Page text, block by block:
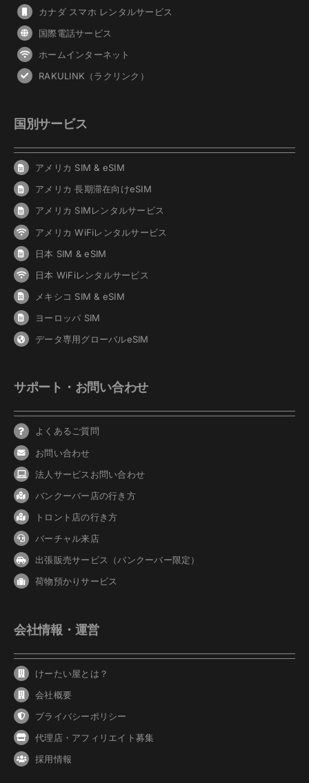
カナダ スマホ レンタルサービス
国際電話サービス
ホームインターネット
RAKULINK（ラクリンク）
国別サービス
アメリカ SIM & eSIM
アメリカ 長期滞在向けeSIM
アメリカ SIMレンタルサービス
アメリカ WiFiレンタルサービス
日本 SIM & eSIM
日本 WiFiレンタルサービス
メキシコ SIM & eSIM
ヨーロッパ SIM
データ専用グローバルeSIM
サポート・お問い合わせ
よくあるご質問
お問い合わせ
法人サービスお問い合わせ
バンクーバー 店の行き方
トロント店の行き方
バーチャル来店
出張販売サービス（バンクーバー限定）
荷物預かりサービス
会社情報・運営
けーたい屋とは？
会社概要
プライバシーポリシー
代理店・アフィリエイト募集
採用情報